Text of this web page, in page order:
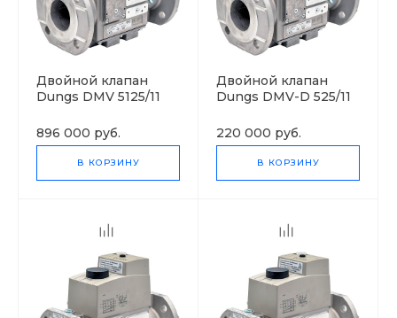
Двойной клапан
Dungs DMV 5125/11
896 000 руб.
В КОРЗИНУ
Двойной клапан
Dungs DMV-D 525/11
220 000 руб.
В КОРЗИНУ